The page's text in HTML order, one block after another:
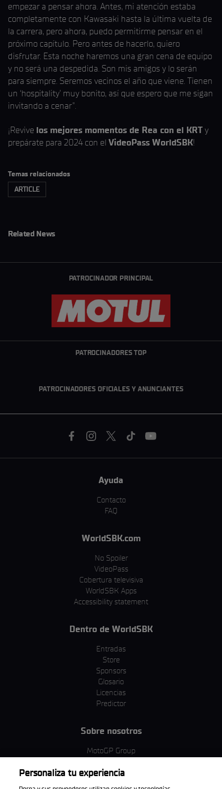
empezar a pensar ahora. Antes, mi atención estaba
completamente con Kawasaki hasta la última vuelta de
la carrera, pero ahora, puedo permitirme pensar en el
próximo capítulo. Pero antes de hacerlo, quiero
disfrutar. Esta noche haremos una gran cena de equipo
y no será una despedida. Son mis amigos y lo serán
para siempre. Seremos vecinos el año que viene. Tienen
un ‘hospitality’ muy bonito, así que espero que me sigan
invitando a cenar".
¡Revive los mejores momentos de Rea con el KRTy
prepárate para 2024 con el VideoPass WorldSBK!
Temas relacionados
ARTICLE
Related News
PATROCINADOR PRINCIPAL
PATROCINADORES TOP
PATROCINADORES OFICIALES Y ANUNCIANTES
Ayuda
Contacto
FAQ
WorldSBK.com
No Spoiler
VideoPass
Cobertura televisiva
WorldSBK Apps
Accessibility statement
Dentro de WorldSBK
Entradas
Store
Sponsors
Glosario
Licencias
Predictor
Sobre nosotros
MotoGP Group
Términos y condiciones
Personaliza tu experiencia